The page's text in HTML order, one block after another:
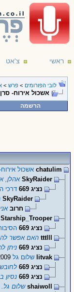
ראשי צ'אט
לובי הפורומים > פרש >
אשכול אירוח- סרן
הרשמה
chatulim אשכול
SkyRaider אהלן,
נציג 669
דרכי
SkyRaider
חרוב
Starship_Trooper
נציג 669
tttlll האם אפשר
נציג 669
ניתן
litvak שלום גל09-06-2009,
נציג 669
נציג 669
נסיון
shaiwoll שלום גל.